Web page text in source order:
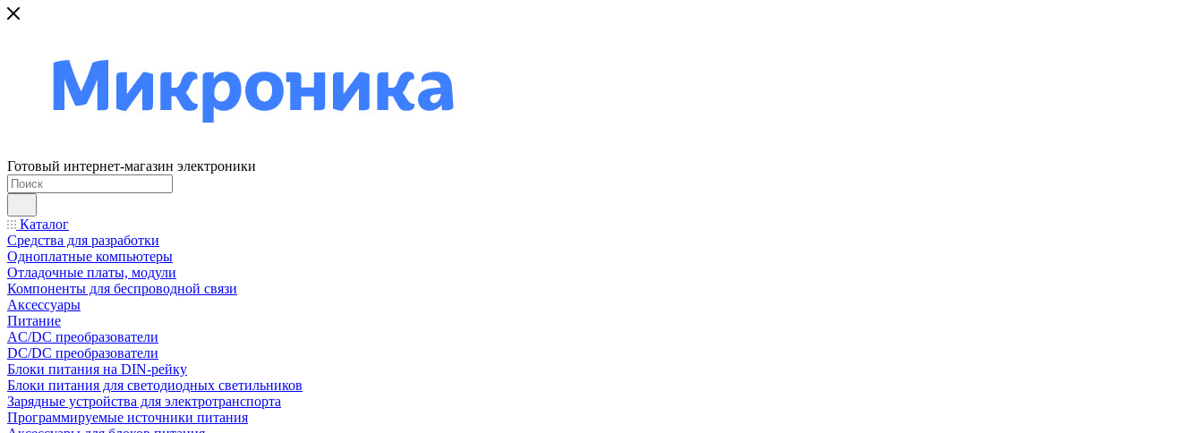
Готовый интернет-магазин электроники
Каталог
Средства для разработки
Одноплатные компьютеры
Отладочные платы, модули
Компоненты для беспроводной связи
Аксессуары
Питание
AC/DC преобразователи
DC/DC преобразователи
Блоки питания на DIN-рейку
Блоки питания для светодиодных светильников
Зарядные устройства для электротранспорта
Программируемые источники питания